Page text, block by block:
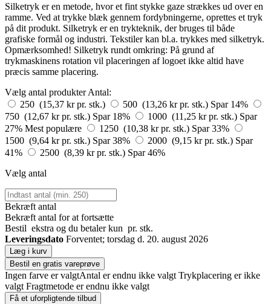
Silketryk er en metode, hvor et fint stykke gaze strækkes ud over en
ramme. Ved at trykke blæk gennem fordybningerne, oprettes et tryk
på dit produkt. Silketryk er en trykteknik, der bruges til både
grafiske formål og industri. Tekstiler kan bl.a. trykkes med silketryk.
Opmærksomhed! Silketryk rundt omkring: På grund af
trykmaskinens rotation vil placeringen af logoet ikke altid have
præcis samme placering.
Vælg antal produkter Antal:
250 (15,37 kr pr. stk.)
500 (13,26 kr pr. stk.) Spar 14%
750 (12,67 kr pr. stk.) Spar 18% 1000 (11,25 kr pr. stk.) Spar
27% Mest populære 1250 (10,38 kr pr. stk.) Spar 33%
1500 (9,64 kr pr. stk.) Spar 38% 2000 (9,15 kr pr. stk.) Spar
41%
2500 (8,39 kr pr. stk.) Spar 46%
Vælg antal
Bekræft antal
Bekræft antal for at fortsætte
Bestil ekstra og du betaler kun pr. stk.
Leveringsdato Forventet; torsdag d. 20. august 2026
Læg i kurv
Bestil en gratis vareprøve
Ingen farve er valgtAntal er endnu ikke valgt Trykplacering er ikke
valgt Fragtmetode er endnu ikke valgt
Få et uforpligtende tilbud